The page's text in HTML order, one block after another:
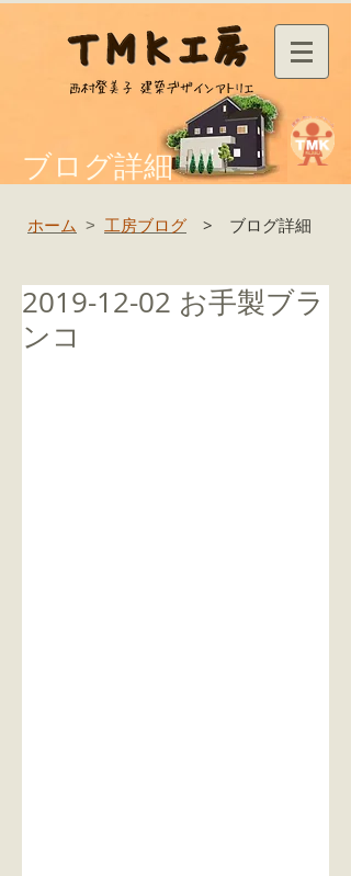
ブログ詳細
ホーム > 工房ブログ > ブログ詳細
2019-12-02 お手製ブラ
ンコ